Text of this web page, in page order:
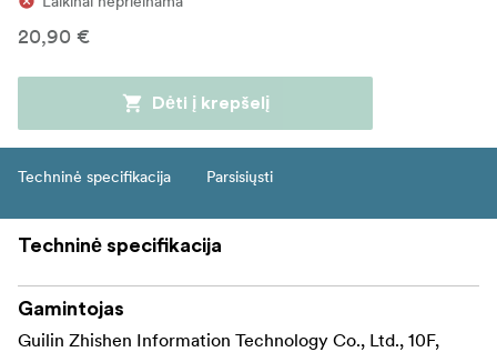
20,90 €
Dėti į krepšelį
Techninė specifikacija Parsisiųsti
Techninė specifikacija
Gamintojas
Guilin Zhishen Information Technology Co., Ltd., 10F,